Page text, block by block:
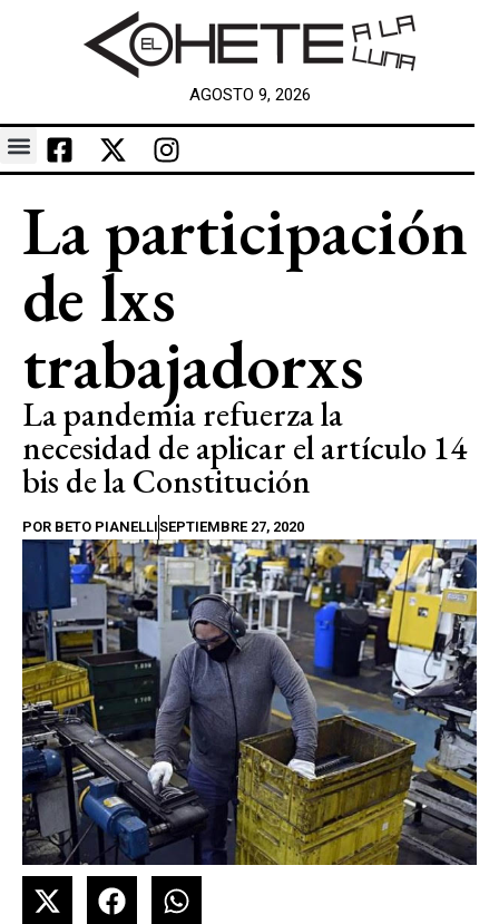
AGOSTO 9, 2026
La participación
de lxs
trabajadorxs
La pandemia refuerza la
necesidad de aplicar el artículo 14
bis de la Constitución
POR BETO PIANELLISEPTIEMBRE 27, 2020